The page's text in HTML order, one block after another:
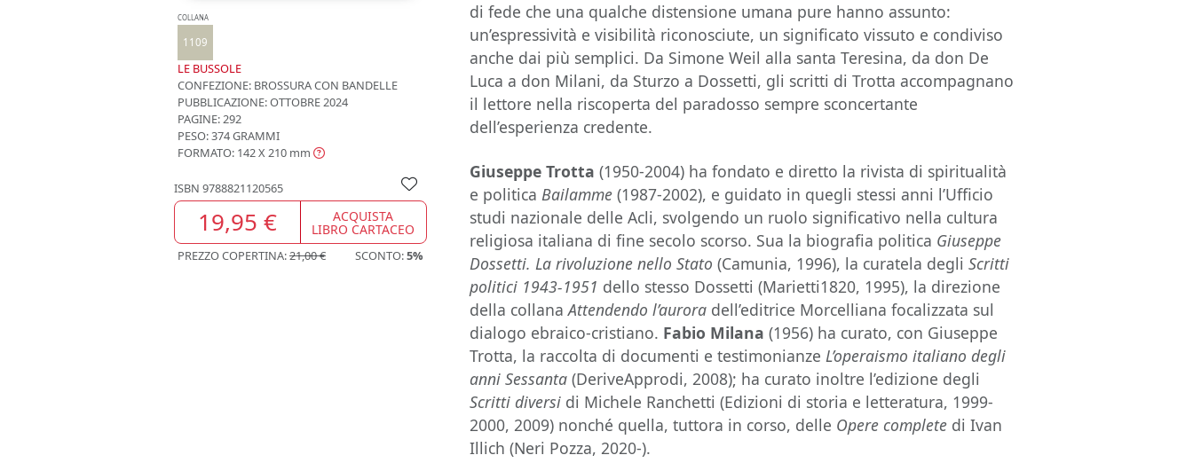
COLLANA
1109
LE BUSSOLE
CONFEZIONE: BROSSURA CON BANDELLE
PUBBLICAZIONE:OTTOBRE 2024
PAGINE: 292
PESO: 374 GRAMMI
FORMATO: 142 X 210 mm
ISBN 9788821120565
19,95 € ACQUISTA
LIBRO CARTACEO
PREZZO COPERTINA:21,00 € SCONTO:5%
di fede che una qualche distensione umana pure hanno assunto:
un’espressività e visibilità riconosciute, un significato vissuto e condiviso
anche dai più semplici. Da Simone Weil alla santa Teresina, da don De
Luca a don Milani, da Sturzo a Dossetti, gli scritti di Trotta accompagnano
il lettore nella riscoperta del paradosso sempre sconcertante
dell’esperienza credente.
Giuseppe Trotta (1950-2004) ha fondato e diretto la rivista di spiritualità
e politica Bailamme (1987-2002), e guidato in quegli stessi anni l’Ufficio
studi nazionale delle Acli, svolgendo un ruolo significativo nella cultura
religiosa italiana di fine secolo scorso. Sua la biografia politica Giuseppe
Dossetti. La rivoluzione nello Stato (Camunia, 1996), la curatela degliScritti
politici 1943-1951 dello stesso Dossetti (Marietti1820, 1995), la direzione
della collanaAttendendo l’aurora dell’editrice Morcelliana focalizzata sul
dialogo ebraico-cristiano. Fabio Milana(1956) ha curato, con Giuseppe
Trotta, la raccolta di documenti e testimonianzeL’operaismo italiano degli
anni Sessanta (DeriveApprodi, 2008); ha curato inoltre l’edizione degli
Scritti diversi di Michele Ranchetti (Edizioni di storia e letteratura, 1999-
2000, 2009) nonché quella, tuttora in corso, delle Opere complete di Ivan
Illich (Neri Pozza, 2020-).